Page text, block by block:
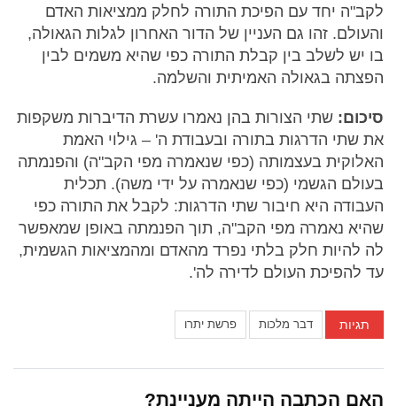
לקב"ה יחד עם הפיכת התורה לחלק ממציאות האדם
והעולם. זהו גם העניין של הדור האחרון לגלות הגאולה,
בו יש לשלב בין קבלת התורה כפי שהיא משמים לבין
הפצתה בגאולה האמיתית והשלמה.
סיכום: שתי הצורות בהן נאמרו עשרת הדיברות משקפות
את שתי הדרגות בתורה ובעבודת ה' – גילוי האמת
האלוקית בעצמותה (כפי שנאמרה מפי הקב"ה) והפנמתה
בעולם הגשמי (כפי שנאמרה על ידי משה). תכלית
העבודה היא חיבור שתי הדרגות: לקבל את התורה כפי
שהיא נאמרה מפי הקב"ה, תוך הפנמתה באופן שמאפשר
לה להיות חלק בלתי נפרד מהאדם ומהמציאות הגשמית,
עד להפיכת העולם לדירה לה'.
תגיות דבר מלכות פרשת יתרו
האם הכתבה הייתה מעניינת?